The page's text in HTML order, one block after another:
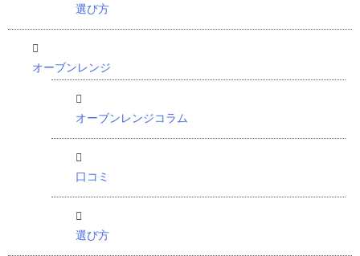
選び方
オーブンレンジ
オーブンレンジコラム
口コミ
選び方